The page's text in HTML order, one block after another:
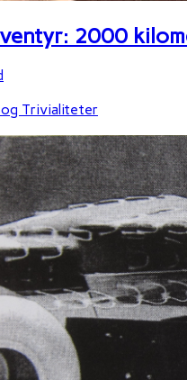
2000
og Trivialiteter